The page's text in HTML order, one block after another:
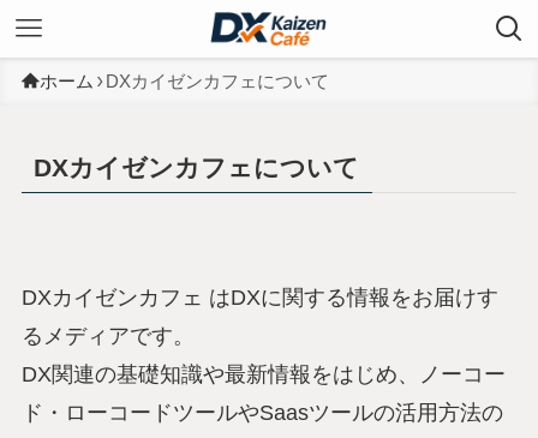
ホーム DXカイゼンカフェについて
DXカイゼンカフェについて
DXカイゼンカフェ はDXに関する情報をお届けす
るメディアです。
DX関連の基礎知識や最新情報をはじめ、ノーコー
ド・ローコードツールやSaasツールの活用方法の